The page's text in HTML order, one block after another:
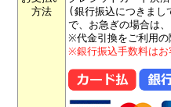
方法
(銀行振込につきまし
で、お急ぎの場合は
※代金引換をご利用の
※銀行振込手数料はお